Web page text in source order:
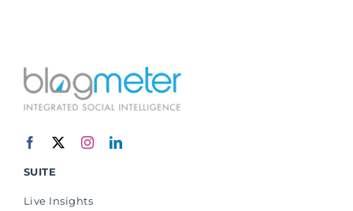
SUITE
Live Insights